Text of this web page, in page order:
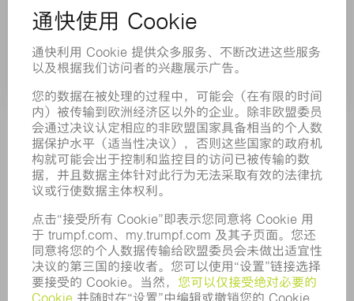
为各种冲压和成型应用找到合适的解决方案。
参阅产品
通快 自动化解决方案使流程清晰化。工作人员能够全神贯
注于核心任务，同时还可作为可靠供应商取得客户信赖。作
业更为经济，同时赢得融资余地。